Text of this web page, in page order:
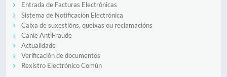
Entrada de Facturas Electrónicas
Sistema de Notificación Electrónica
Caixa de suxestións, queixas ou reclamacións
Canle AntiFraude
Actualidade
Verificación de documentos
Rexistro Electrónico Común